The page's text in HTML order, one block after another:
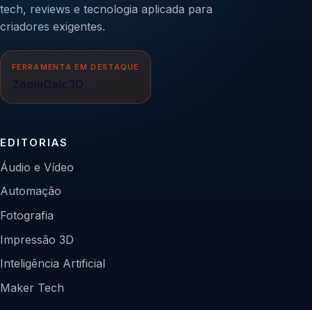
tech, reviews e tecnologia aplicada para
criadores exigentes.
FERRAMENTA EM DESTAQUE
ZoomCalc3D
EDITORIAS
Áudio e Vídeo
Automação
Fotografia
Impressão 3D
Inteligência Artificial
Maker Tech